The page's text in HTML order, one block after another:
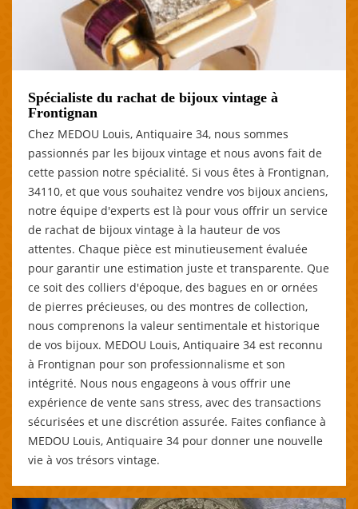
Spécialiste du rachat de bijoux vintage à
Frontignan
Chez MEDOU Louis, Antiquaire 34, nous sommes
passionnés par les bijoux vintage et nous avons fait de
cette passion notre spécialité. Si vous êtes à Frontignan,
34110, et que vous souhaitez vendre vos bijoux anciens,
notre équipe d'experts est là pour vous offrir un service
de rachat de bijoux vintage à la hauteur de vos
attentes. Chaque pièce est minutieusement évaluée
pour garantir une estimation juste et transparente. Que
ce soit des colliers d'époque, des bagues en or ornées
de pierres précieuses, ou des montres de collection,
nous comprenons la valeur sentimentale et historique
de vos bijoux. MEDOU Louis, Antiquaire 34 est reconnu
à Frontignan pour son professionnalisme et son
intégrité. Nous nous engageons à vous offrir une
expérience de vente sans stress, avec des transactions
sécurisées et une discrétion assurée. Faites confiance à
MEDOU Louis, Antiquaire 34 pour donner une nouvelle
vie à vos trésors vintage.